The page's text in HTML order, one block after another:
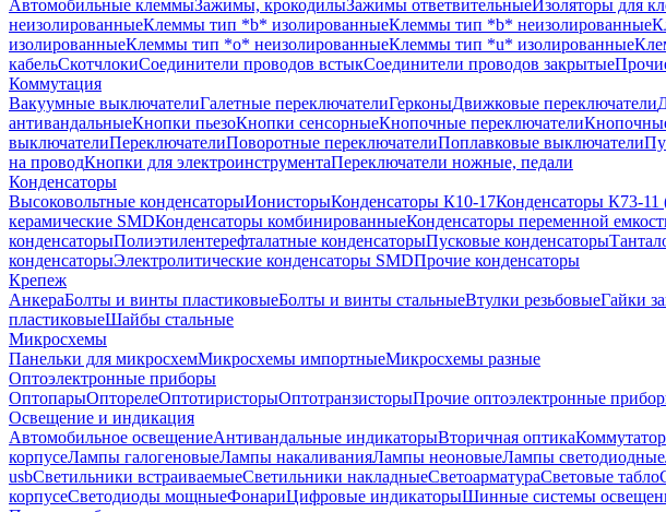
Автомобильные клеммыЗажимы, крокодилыЗажимы ответвительныеИзоляторы для
неизолированныеКлеммы тип *b* изолированныеКлеммы тип *b* неизолированные
изолированныеКлеммы тип *o* неизолированныеКлеммы тип *u* изолированные
кабельСкотчлокиСоединители проводов встыкСоединители проводов закрытые
Коммутация
Вакуумные выключателиГалетные переключателиГерконыДвижковые переключатели
антивандальныеКнопки пьезоКнопки сенсорныеКнопочные переключатели
выключателиПереключателиПоворотные переключателиПоплавковые выключатели
на проводКнопки для электроинструментаПереключатели ножные, педали
Конденсаторы
Высоковольтные конденсаторыИонисторыКонденсаторы К10-17Конденсаторы К73-11
керамические SMDКонденсаторы комбинированныеКонденсаторы переменной
конденсаторыПолиэтилентерефталатные конденсаторыПусковые конденсаторы
конденсаторыЭлектролитические конденсаторы SMDПрочие конденсаторы
Крепеж
АнкераБолты и винты пластиковыеБолты и винты стальныеВтулки резьбовыеГайки
пластиковыеШайбы стальные
Микросхемы
Панельки для микросхемМикросхемы импортныеМикросхемы разные
Оптоэлектронные приборы
ОптопарыОпторелеОптотиристорыОптотранзисторыПрочие оптоэлектронные
Освещение и индикация
Автомобильное освещениеАнтивандальные индикаторыВторичная оптика
корпусеЛампы галогеновыеЛампы накаливанияЛампы неоновыеЛампы светодиодные
usbСветильники встраиваемыеСветильники накладныеСветоарматураСветовые табло
корпусеСветодиоды мощныеФонариЦифровые индикаторыШинные системы